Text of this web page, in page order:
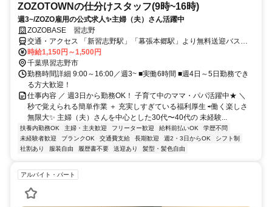
ZOZOTOWNの仕分けスタッフ(9時~16時)
週3~/ZOZO雇用の公式求人✨️主婦（夫）さん活躍中
ZOZOBASE 習志野
交通・アクセス 「新習志野駅」「幕張本郷駅」より無料送迎バス運
行中
時給1,150円～1,500円
千葉県習志野市
勤務時間詳細 9:00～16:00／週3~ ■実働6時間 ■週4日～5日勤務でき
る方大歓迎！
仕事内容 ／ 週3日から勤務OK！ 子育て中のママ・パパ活躍中★ ＼
秒で覚えられる簡単作業 ＋ 充実しすぎている福利厚生 ⇨働く楽しさ
無限大✨️ 主婦（夫）さんを中心とした30代〜40代の 未経験...
扶養内勤務OK 主婦・主夫歓迎 フリーター歓迎 給料前払いOK
学歴不問
未経験者歓迎
ブランクOK 交通費支給 長期歓迎 週2・3日からOK
シフト制
社割あり
服装自由 履歴書不要 送迎あり 髪型・髪色自由
アルバイト・パート